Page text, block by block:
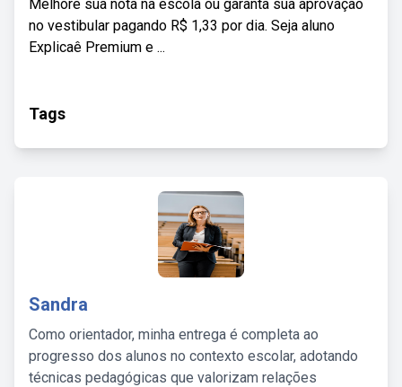
Melhore sua nota na escola ou garanta sua aprovação
no vestibular pagando R$ 1,33 por dia. Seja aluno
Explicaê Premium e ...
Tags
Sandra
Como orientador, minha entrega é completa ao
progresso dos alunos no contexto escolar, adotando
técnicas pedagógicas que valorizam relações